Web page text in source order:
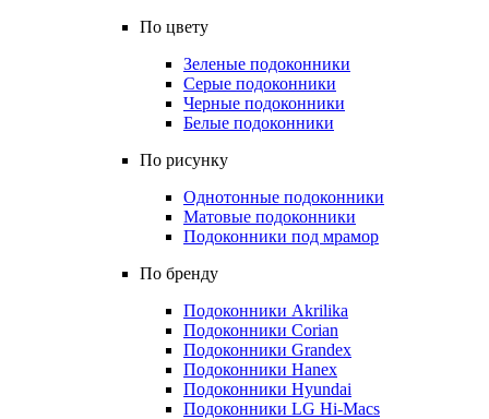
По цвету
Зеленые подоконники
Серые подоконники
Черные подоконники
Белые подоконники
По рисунку
Однотонные подоконники
Матовые подоконники
Подоконники под мрамор
По бренду
Подоконники Akrilika
Подоконники Corian
Подоконники Grandex
Подоконники Hanex
Подоконники Hyundai
Подоконники LG Hi-Macs